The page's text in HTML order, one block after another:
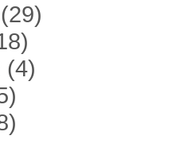
(29)
(4)